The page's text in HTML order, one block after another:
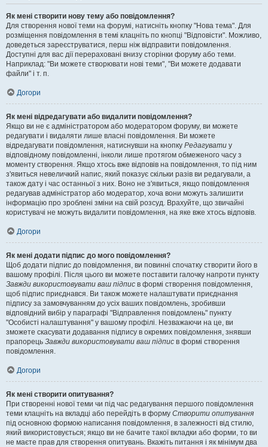
Як мені створити нову тему або повідомлення?
Для створення нової теми на форумі, натисніть кнопку "Нова тема". Для
розміщення повідомлення в темі клацніть по кнопці "Відповісти". Можливо,
доведеться зареєструватися, перш ніж відправити повідомлення.
Доступні для вас дії перераховані внизу сторінки форуму або теми.
Наприклад: "Ви можете створювати нові теми", "Ви можете додавати
файли" і т. п.
Догори
Як мені відредагувати або видалити повідомлення?
Якщо ви не є адміністратором або модератором форуму, ви можете
редагувати і видаляти лише власні повідомлення. Ви можете
відредагувати повідомлення, натиснувши на кнопку Редагувати у
відповідному повідомленні, інколи лише протягом обмеженого часу з
моменту створення. Якщо хтось вже відповів на повідомлення, то під ним
з'явиться невеличкий напис, який показує скільки разів ви редагували, а
також дату і час останньої з них. Воно не з'явиться, якщо повідомлення
редагував адміністратор або модератор, хоча вони можуть залишити
інформацію про зроблені зміни на свій розсуд. Врахуйте, що звичайні
користувачі не можуть видалити повідомлення, на яке вже хтось відповів.
Догори
Як мені додати підпис до мого повідомлення?
Щоб додати підпис до повідомлення, ви повинні спочатку створити його в
вашому профілі. Після цього ви можете поставити галочку напроти пункту
Завжди використовувати ваш підпис в формі створення повідомлення,
щоб підпис приєднався. Ви також можете налаштувати приєднання
підпису за замовчуванням до усіх ваших повідомлень, зробивши
відповідний вибір у параграфі "Відправлення повідомлень" пункту
"Особисті налаштування" у вашому профілі. Незважаючи на це, ви
зможете скасувати додавання підпису в окремих повідомлення, знявши
прапорець Завжди використовувати ваш підпис в формі створення
повідомлення.
Догори
Як мені створити опитування?
При створенні нової теми чи під час редагування першого повідомлення
теми клацніть на вкладці або перейдіть в форму Створити опитування
під основною формою написання повідомлення, в залежності від стилю,
який використовується; якщо ви не бачите такої вкладки або форми, то ви
не маєте прав для створення опитувань. Вкажіть питання і як мінімум два